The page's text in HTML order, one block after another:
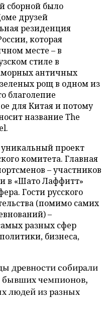
сборной было
друзей
резиденция
которая
месте – в
стиле в
античных
рощ в одном из
благолепие
для Китая и потому
название The
проект
комитета. Главная
– участников
в «Шато Лаффитт»
Гости русского
(помимо самих
–
разных сфер
бизнеса,
древности собирали
бывших чемпионов,
людей из разных